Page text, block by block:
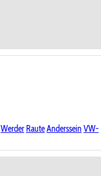
Werder RauteAnderssein VW-